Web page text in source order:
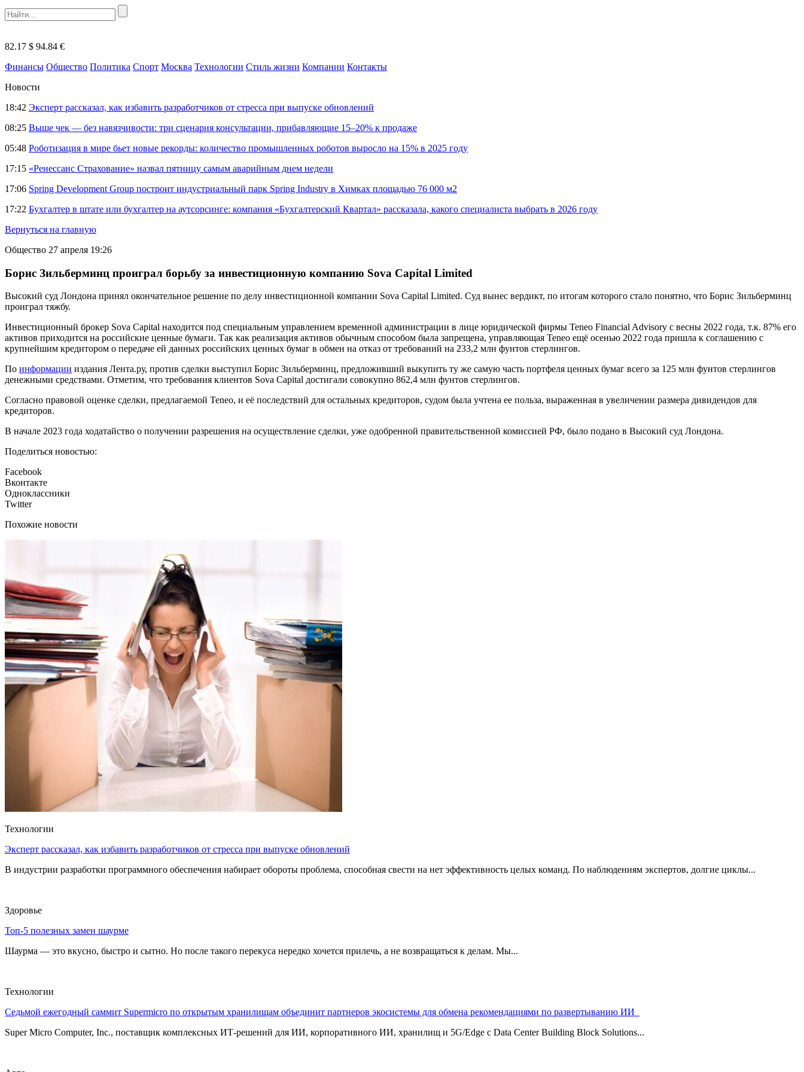
82.17 $ 94.84 €
Финансы Общество Политика Спорт Москва Технологии Стиль жизни Компании Контакты
Новости
18:42 Эксперт рассказал, как избавить разработчиков от стресса при выпуске обновлений
08:25 Выше чек — без навязчивости: три сценария консультации, прибавляющие 15–20% к продаже
05:48 Роботизация в мире бьет новые рекорды: количество промышленных роботов выросло на 15% в 2025 году
17:15 «Ренессанс Страхование» назвал пятницу самым аварийным днем недели
17:06 Spring Development Group построит индустриальный парк Spring Industry в Химках площадью 76 000 м2
17:22 Бухгалтер в штате или бухгалтер на аутсорсинге: компания «Бухгалтерский Квартал» рассказала, какого специалиста выбрать в 2026 году
Вернуться на главную
Общество 27 апреля 19:26
Борис Зильберминц проиграл борьбу за инвестиционную компанию Sova Capital Limited
Высокий суд Лондона принял окончательное решение по делу инвестиционной компании Sova Capital Limited. Суд вынес вердикт, по итогам которого стало понятно, что Борис Зильберминц
проиграл тяжбу.
Инвестиционный брокер Sova Capital находится под специальным управлением временной администрации в лице юридической фирмы Teneo Financial Advisory с весны 2022 года, т.к. 87% его
активов приходится на российские ценные бумаги. Так как реализация активов обычным способом была запрещена, управляющая Teneo ещё осенью 2022 года пришла к соглашению с
крупнейшим кредитором о передаче ей данных российских ценных бумаг в обмен на отказ от требований на 233,2 млн фунтов стерлингов.
По информации издания Лента.ру, против сделки выступил Борис Зильберминц, предложивший выкупить ту же самую часть портфеля ценных бумаг всего за 125 млн фунтов стерлингов
денежными средствами. Отметим, что требования клиентов Sova Capital достигали совокупно 862,4 млн фунтов стерлингов.
Согласно правовой оценке сделки, предлагаемой Teneo, и её последствий для остальных кредиторов, судом была учтена ее польза, выраженная в увеличении размера дивидендов для
кредиторов.
В начале 2023 года ходатайство о получении разрешения на осуществление сделки, уже одобренной правительственной комиссией РФ, было подано в Высокий суд Лондона.
Поделиться новостью:
Facebook
Вконтакте
Одноклассники
Twitter
Похожие новости
Технологии
Эксперт рассказал, как избавить разработчиков от стресса при выпуске обновлений
В индустрии разработки программного обеспечения набирает обороты проблема, способная свести на нет эффективность целых команд. По наблюдениям экспертов, долгие циклы...
Здоровье
Топ-5 полезных замен шаурме
Шаурма — это вкусно, быстро и сытно. Но после такого перекуса нередко хочется прилечь, а не возвращаться к делам. Мы...
Технологии
Седьмой ежегодный саммит Supermicro по открытым хранилищам объединит партнеров экосистемы для обмена рекомендациями по развертыванию ИИ
Super Micro Computer, Inc., поставщик комплексных ИТ-решений для ИИ, корпоративного ИИ, хранилищ и 5G/Edge с Data Center Building Block Solutions...